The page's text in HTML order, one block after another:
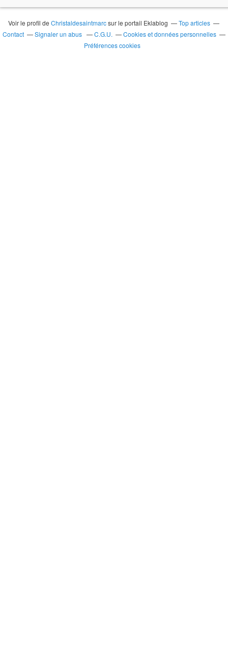
Voir le profil deChristaldesaintmarcsur le portail Eklablog
Top articles
Contact
Signaler un abus C.G.U.
Cookies et données personnelles
Préférences cookies